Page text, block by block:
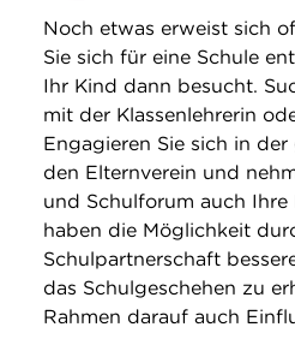
Noch etwas erweist sich
Sie sich für eine Schule
Ihr Kind dann besucht.
mit der Klassenlehrerin
Engagieren Sie sich in
den Elternverein und
und Schulforum auch Ihre
haben die Möglichkeit
Schulpartnerschaft
das Schulgeschehen zu
Rahmen darauf auch